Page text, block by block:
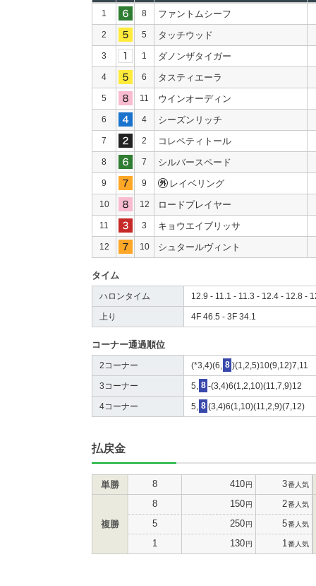
1 8 ファントムシーフ
2 5 タッチウッド
3 1 ダノンザタイガー
4 6 タスティエーラ
5 11 ウインオーディン
6 4 シーズンリッチ
7 2 コレペティトール
8 7 シルバースペード
9 9 レイベリング
10 12 ロードプレイヤー
11 3 キョウエイブリッサ
12 10 シュタールヴィント
タイム
ハロンタイム 12.9 - 11.1 - 11.3 - 12.4 - 12.8 -
上り 4F 46.5 - 3F 34.1
コーナー通過順位
2コーナー (*3,4)(6, 8 )(1,2,5)10(9,12)7,11
3コーナー 5, 8 -(3,4)6(1,2,10)(11,7,9)12
4コーナー 5, 8 (3,4)6(1,10)(11,2,9)(7,12)
払戻金
単勝 8 410円 3番人気
複勝
8 150円 2番人気
5 250円 5番人気
1 130円 1 番人気